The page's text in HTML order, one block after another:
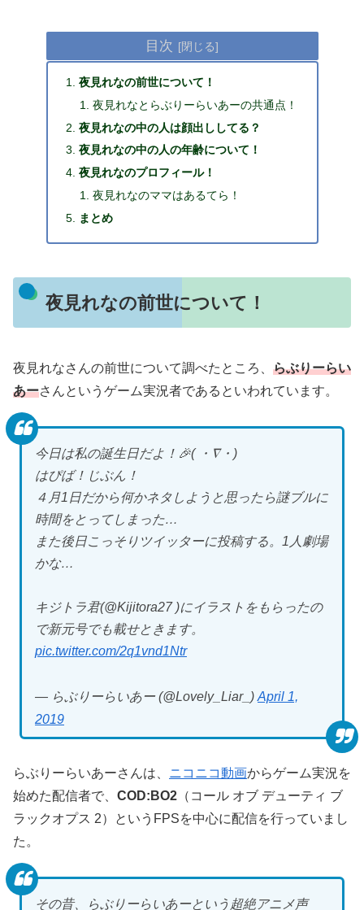
目次
夜見れなの前世について！
夜見れなとらぶりーらいあーの共通点！
夜見れなの中の人は顔出ししてる？
夜見れなの中の人の年齢について！
夜見れなのプロフィール！
夜見れなのママはあるてら！
まとめ
夜見れなの前世について！
夜見れなさんの前世について調べたところ、 らぶりーらい
あーさんというゲーム実況者であるといわれています。
今日は私の誕生日だよ！🎉( ・∇・)
はぴば！じぶん！
４月1日だから何かネタしようと思ったら謎ブルに
時間をとってしまった…
また後日こっそりツイッターに投稿する。1人劇場
かな…
キジトラ君(@Kijitora27 )にイラストをもらったの
で新元号でも載せときます。
pic.twitter.com/2q1vnd1Ntr
— らぶりーらいあー (@Lovely_Liar_) April 1,
2019
らぶりーらいあーさんは、 ニコニコ動画からゲーム実況を
始めた配信者で、 COD:BO2 （コール オブ デューティ ブ
ラックオプス 2）というFPSを中心に配信を行っていまし
た。
その昔、らぶりーらいあーという超絶アニメ声